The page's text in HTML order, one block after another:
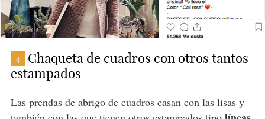
4
Chaqueta de cuadros con otros tantos
estampados
Las prendas de abrigo de cuadros casan con las lisas y